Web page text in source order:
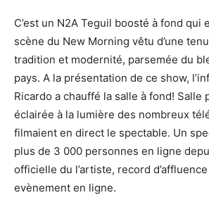
C’est un N2A Teguil boosté à fond qui
scène du New Morning vêtu d’une
tradition et modernité, parsemée du
pays. A la présentation de ce show,
Ricardo a chauffé la salle à fond! Salle
éclairée à la lumière des nombreux
filmaient en direct le spectable. Un
plus de 3 000 personnes en ligne
officielle du l’artiste, record
evènement en ligne.